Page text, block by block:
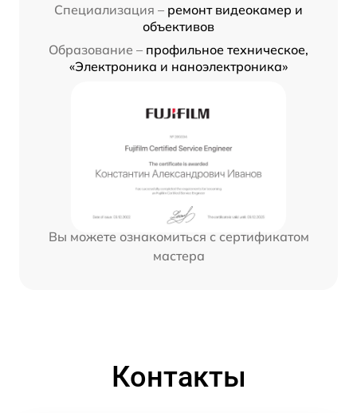
Специализация – ремонт видеокамер и
объективов
Образование – профильное техническое,
«Электроника и наноэлектроника»
Вы можете ознакомиться с сертификатом
мастера
Контакты